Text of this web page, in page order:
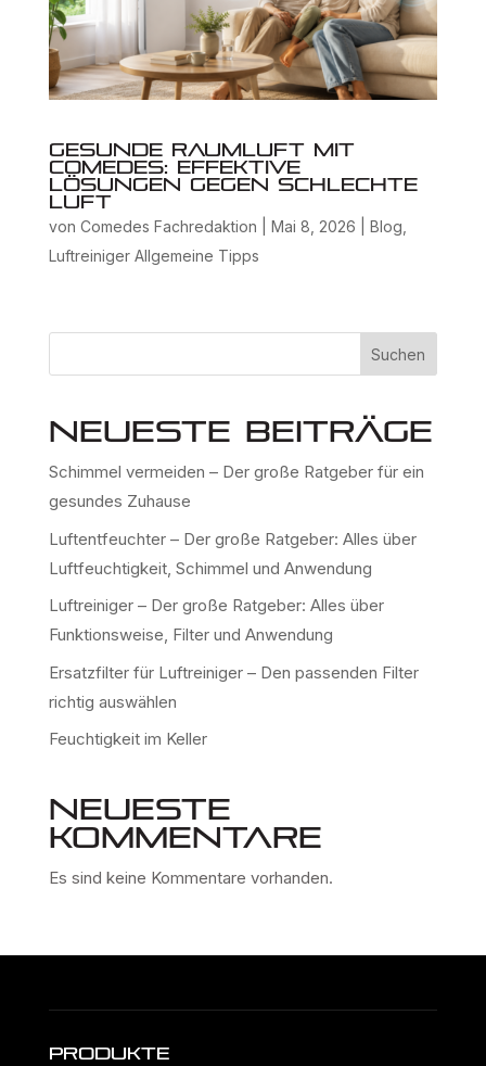
Gesunde Raumluft mit
Comedes: Effektive
Lösungen gegen schlechte
Luft
von Comedes Fachredaktion Mai 8, 2026 Blog
Luftreiniger Allgemeine Tipps
Suchen
Neueste Beiträge
Schimmel vermeiden – Der große Ratgeber für ein
gesundes Zuhause
Luftentfeuchter – Der große Ratgeber: Alles über
Luftfeuchtigkeit, Schimmel und Anwendung
Luftreiniger – Der große Ratgeber: Alles über
Funktionsweise, Filter und Anwendung
Ersatzfilter für Luftreiniger – Den passenden Filter
richtig auswählen
Feuchtigkeit im Keller
Neueste
Kommentare
Es sind keine Kommentare vorhanden.
Produkte